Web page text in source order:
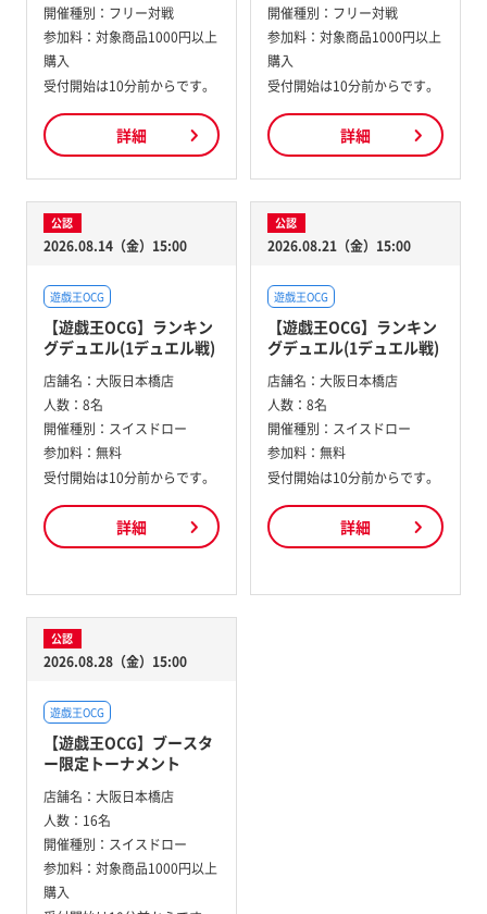
開催種別： フリー対戦
参加料： 対象商品1000円以上
購入
受付開始は10分前からです。
詳細
開催種別： フリー対戦
参加料： 対象商品1000円以上
購入
受付開始は10分前からです。
詳細
公認
2026.08.14（金）15:00
遊戯王OCG
【遊戯王OCG】ランキン
グデュエル(1デュエル戦)
店舗名： 大阪日本橋店
人数： 8名
開催種別： スイスドロー
参加料： 無料
受付開始は10分前からです。
詳細
公認
2026.08.21（金）15:00
遊戯王OCG
【遊戯王OCG】ランキン
グデュエル(1デュエル戦)
店舗名： 大阪日本橋店
人数： 8名
開催種別： スイスドロー
参加料： 無料
受付開始は10分前からです。
詳細
公認
2026.08.28（金）15:00
遊戯王OCG
【遊戯王OCG】ブースタ
ー限定トーナメント
店舗名： 大阪日本橋店
人数： 16名
開催種別： スイスドロー
参加料： 対象商品1000円以上
購入